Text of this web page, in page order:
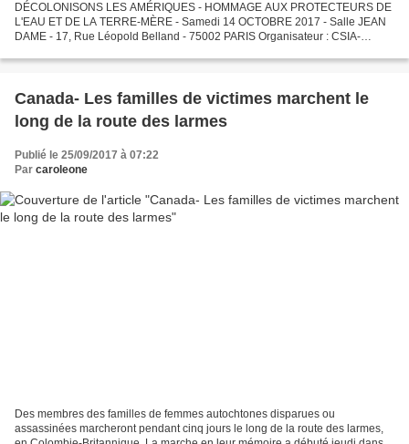
DÉCOLONISONS LES AMÉRIQUES - HOMMAGE AUX PROTECTEURS DE
L'EAU ET DE LA TERRE-MÈRE - Samedi 14 OCTOBRE 2017 - Salle JEAN
DAME - 17, Rue Léopold Belland - 75002 PARIS Organisateur : CSIA-
Canada- Les familles de victimes marchent le
long de la route des larmes
Publié le 25/09/2017 à 07:22
Par caroleone
Des membres des familles de femmes autochtones disparues ou
assassinées marcheront pendant cinq jours le long de la route des larmes,